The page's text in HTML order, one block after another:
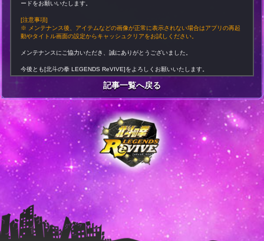
ードをお願いいたします。
[注意事項]
※ メンテナンス後、アイテムなどの画像が正常に表示されない場合はアプリの再起
動やタイトル画面の設定からキャッシュクリアをお試しください。
メンテナンスにご協力いただき、誠にありがとうございました。
今後とも[北斗の拳 LEGENDS ReVIVE]をよろしくお願いいたします。
記事一覧へ戻る